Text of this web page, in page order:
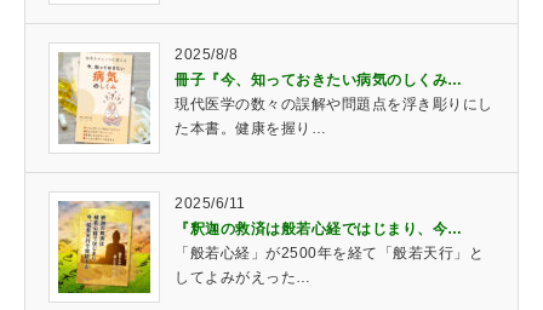
2025/8/8
冊子『今、知っておきたい病気のしくみ…
現代医学の数々の誤解や問題点を浮き彫りにし
た本書。健康を握り…
2025/6/11
『釈迦の救済は般若心経ではじまり、今…
「般若心経」が2500年を経て「般若天行」と
してよみがえった…